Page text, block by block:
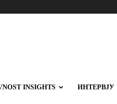
INSIGHTS ИНТЕРВЈУ